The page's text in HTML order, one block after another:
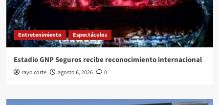
Entretenimiento Espectáculos
Estadio GNP Seguros recibe reconocimiento internacional
rayo corte agosto 6, 2026 0